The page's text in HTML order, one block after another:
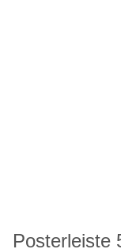
Posterleiste